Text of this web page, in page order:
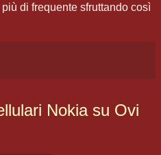
di frequente sfruttando così
Nokia su Ovi